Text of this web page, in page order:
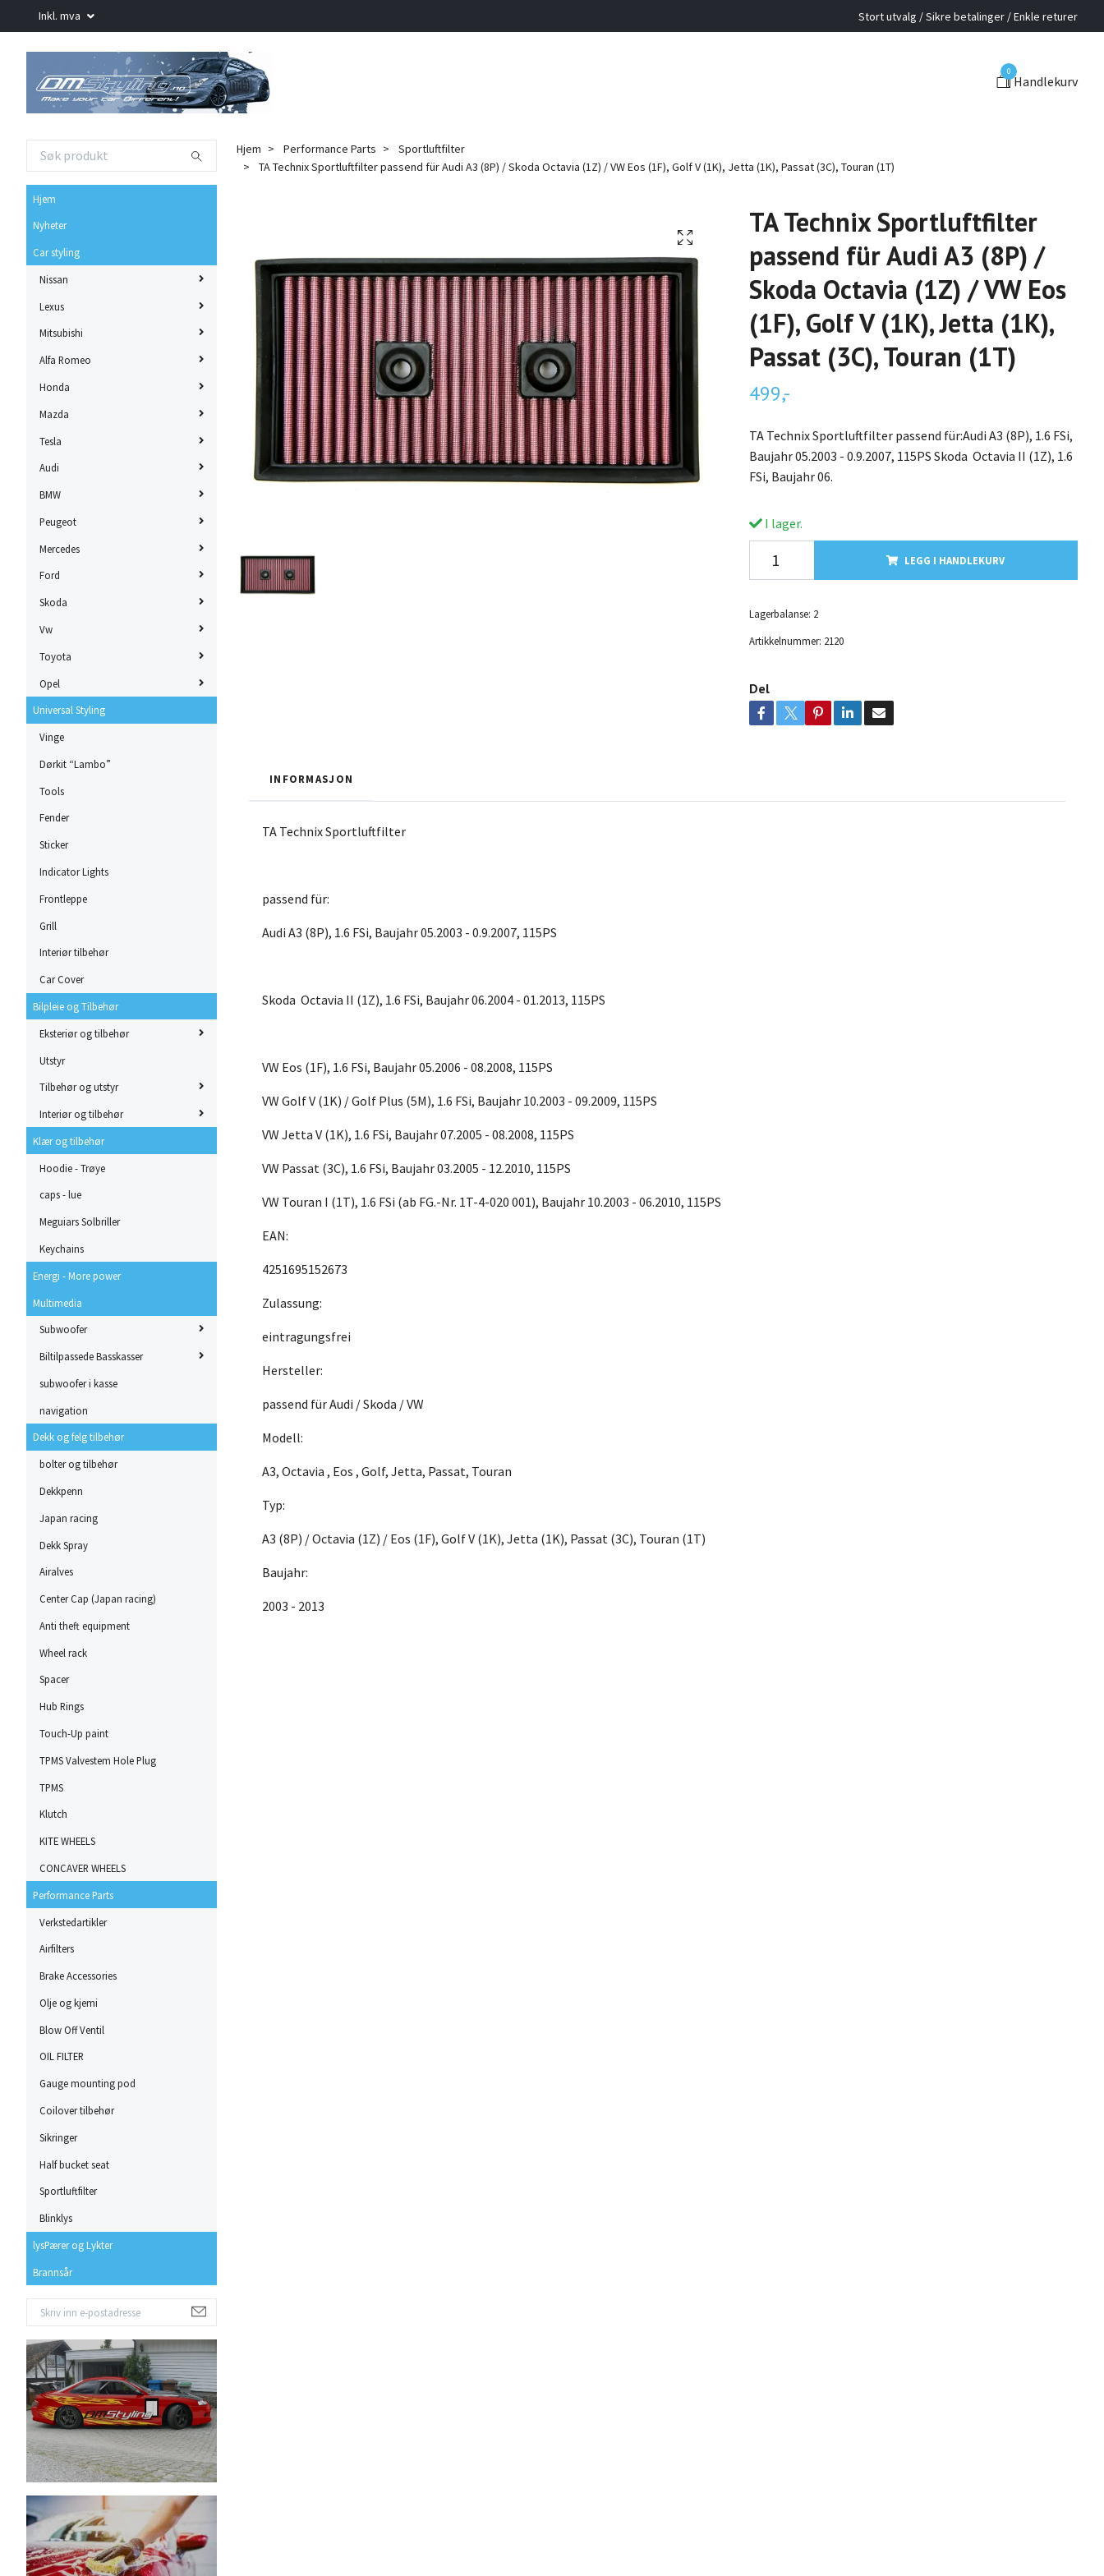
Inkl. mva Stort utvalg / Sikre betalinger / Enkle returer
0
Handlekurv
Hjem
Nyheter
Car styling
Nissan
Lexus
Mitsubishi
Alfa Romeo
Honda
Mazda
Tesla
Audi
BMW
Peugeot
Mercedes
Ford
Skoda
Vw
Toyota
Opel
Universal Styling
Vinge
Dørkit “Lambo”
Tools
Fender
Sticker
Indicator Lights
Frontleppe
Grill
Interiør tilbehør
Car Cover
Bilpleie og Tilbehør
Eksteriør og tilbehør
Utstyr
Tilbehør og utstyr
Interiør og tilbehør
Klær og tilbehør
Hoodie - Trøye
caps - lue
Meguiars Solbriller
Keychains
Energi - More power
Multimedia
Subwoofer
Biltilpassede Basskasser
subwoofer i kasse
navigation
Dekk og felg tilbehør
bolter og tilbehør
Dekkpenn
Japan racing
Dekk Spray
Airalves
Center Cap (Japan racing)
Anti theft equipment
Wheel rack
Spacer
Hub Rings
Touch-Up paint
TPMS Valvestem Hole Plug
TPMS
Klutch
KITE WHEELS
CONCAVER WHEELS
Performance Parts
Verkstedartikler
Airfilters
Brake Accessories
Olje og kjemi
Blow Off Ventil
OIL FILTER
Gauge mounting pod
Coilover tilbehør
Sikringer
Half bucket seat
Sportluftfilter
Blinklys
lysPærer og Lykter
Brannsår
Hjem Performance Parts
Sportluftfilter
TA Technix Sportluftfilter passend für Audi A3 (8P) / Skoda Octavia (1Z) / VW Eos (1F), Golf V (1K), Jetta (1K), Passat (3C), Touran (1T)
TA Technix Sportluftfilter
passend für Audi A3 (8P) /
Skoda Octavia (1Z) / VW Eos
(1F), Golf V (1K), Jetta (1K),
Passat (3C), Touran (1T)
499,-
TA Technix Sportluftfilter passend für:Audi A3 (8P), 1.6 FSi,
Baujahr 05.2003 - 0.9.2007, 115PS Skoda Octavia II (1Z), 1.6
FSi, Baujahr 06.
I lager.
LEGG I HANDLEKURV
Lagerbalanse: 2
Artikkelnummer: 2120
Del
INFORMASJON
TA Technix Sportluftfilter
passend für:
Audi A3 (8P), 1.6 FSi, Baujahr 05.2003 - 0.9.2007, 115PS
Skoda Octavia II (1Z), 1.6 FSi, Baujahr 06.2004 - 01.2013, 115PS
VW Eos (1F), 1.6 FSi, Baujahr 05.2006 - 08.2008, 115PS
VW Golf V (1K) / Golf Plus (5M), 1.6 FSi, Baujahr 10.2003 - 09.2009, 115PS
VW Jetta V (1K), 1.6 FSi, Baujahr 07.2005 - 08.2008, 115PS
VW Passat (3C), 1.6 FSi, Baujahr 03.2005 - 12.2010, 115PS
VW Touran I (1T), 1.6 FSi (ab FG.-Nr. 1T-4-020 001), Baujahr 10.2003 - 06.2010, 115PS
EAN:
4251695152673
Zulassung:
eintragungsfrei
Hersteller:
passend für Audi / Skoda / VW
Modell:
A3, Octavia , Eos , Golf, Jetta, Passat, Touran
Typ:
A3 (8P) / Octavia (1Z) / Eos (1F), Golf V (1K), Jetta (1K), Passat (3C), Touran (1T)
Baujahr:
2003 - 2013